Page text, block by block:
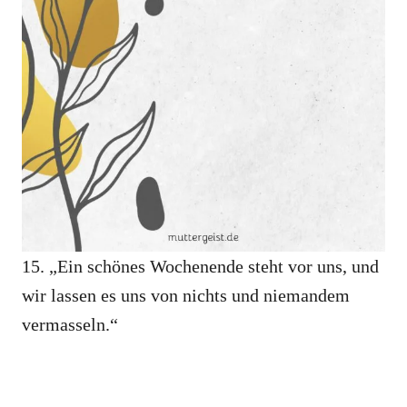
15. „Ein schönes Wochenende steht vor uns, und
wir lassen es uns von nichts und niemandem
vermasseln.“